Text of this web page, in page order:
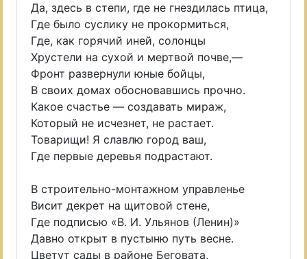
Да, здесь в степи, где не гнездилась птица,
Где было суслику не прокормиться,
Где, как горячий иней, солонцы
Хрустели на сухой и мертвой почве,—
Фронт развернули юные бойцы,
В своих домах обосновавшись прочно.
Какое счастье — создавать мираж,
Который не исчезнет, не растает.
Товарищи! Я славлю город ваш,
Где первые деревья подрастают.
В строительно-монтажном управленье
Висит декрет на щитовой стене,
Где подписью «В. И. Ульянов (Ленин)»
Давно открыт в пустыню путь весне.
Цветут сады в районе Беговата,